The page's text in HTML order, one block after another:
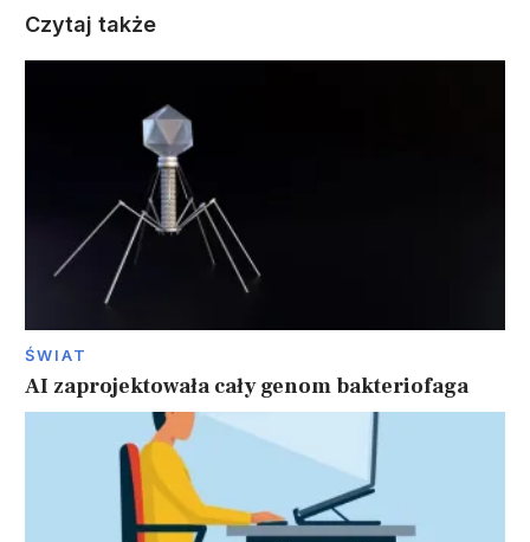
Czytaj także
ŚWIAT
AI zaprojektowała cały genom bakteriofaga